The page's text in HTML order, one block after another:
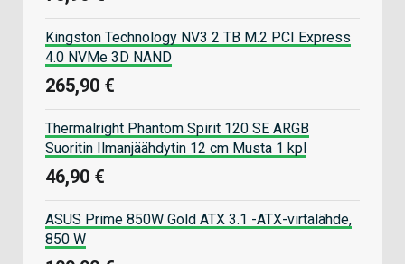
Kingston Technology NV3 2 TB M.2 PCI Express
4.0 NVMe 3D NAND
265,90 €
Thermalright Phantom Spirit 120 SE ARGB
Suoritin Ilmanjäähdytin 12 cm Musta 1 kpl
46,90 €
ASUS Prime 850W Gold ATX 3.1 -ATX-virtalähde,
850 W